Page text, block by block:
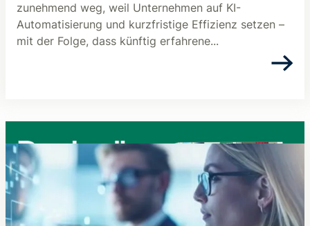
zunehmend weg, weil Unternehmen auf KI-
Automatisierung und kurzfristige Effizienz setzen –
mit der Folge, dass künftig erfahrene...